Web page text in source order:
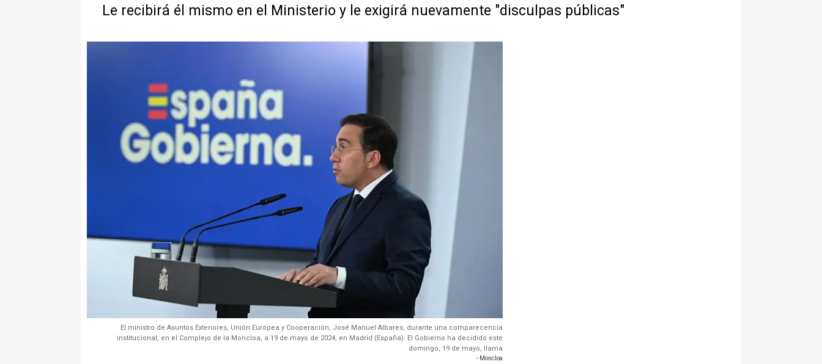
Le recibirá él mismo en el Ministerio y le exigirá nuevamente "disculpas públicas"
El ministro de Asuntos Exteriores, Unión Europea y Cooperación, José Manuel Albares, durante una comparecencia
institucional, en el Complejo de la Moncloa, a 19 de mayo de 2024, en Madrid (España). El Gobierno ha decidido este
domingo, 19 de mayo, llama
- Moncloa